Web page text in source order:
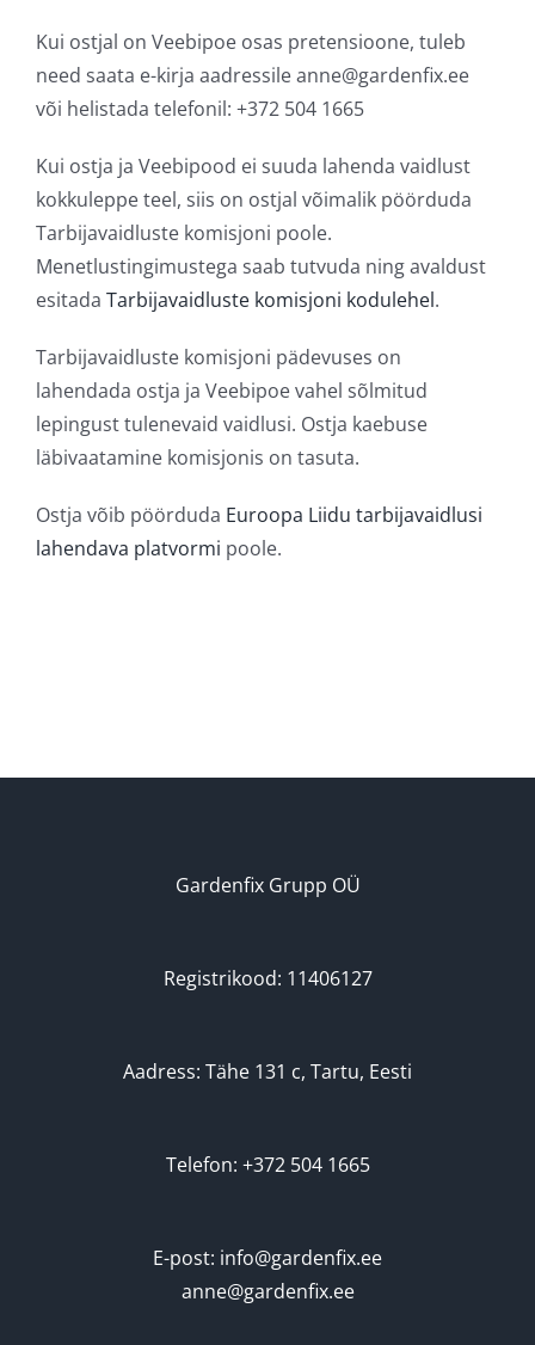
Kui ostjal on Veebipoe osas pretensioone, tuleb
need saata e-kirja aadressile anne@gardenfix.ee
või helistada telefonil: +372 504 1665
Kui ostja ja Veebipood ei suuda lahenda vaidlust
kokkuleppe teel, siis on ostjal võimalik pöörduda
Tarbijavaidluste komisjoni poole.
Menetlustingimustega saab tutvuda ning avaldust
esitada Tarbijavaidluste komisjoni kodulehel.
Tarbijavaidluste komisjoni pädevuses on
lahendada ostja ja Veebipoe vahel sõlmitud
lepingust tulenevaid vaidlusi. Ostja kaebuse
läbivaatamine komisjonis on tasuta.
Ostja võib pöörduda Euroopa Liidu tarbijavaidlusi
lahendava platvormi poole.
Gardenfix Grupp OÜ
Registrikood: 11406127
Aadress: Tähe 131 c, Tartu, Eesti
Telefon: +372 504 1665
E-post: info@gardenfix.ee
anne@gardenfix.ee